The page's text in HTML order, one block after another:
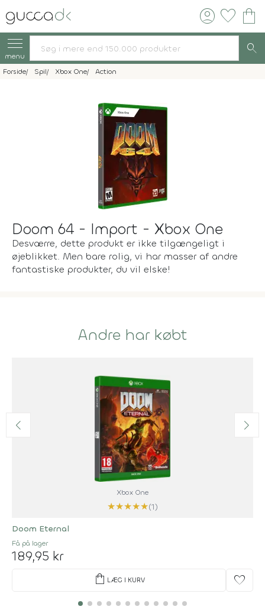
account_circle favorite shopping_bag
menu search
Forside Spil Xbox One Action
Doom 64 - Import - Xbox One
Desværre, dette produkt er ikke tilgængeligt i
øjeblikket. Men bare rolig, vi har masser af andre
fantastiske produkter, du vil elske!
Andre har købt
Xbox One
★★★★★(1)
Doom Eternal
Få på lager
189,95 kr
shopping_bag LÆG I KURV favorite